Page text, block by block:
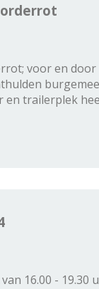
voor en
en trailerplek
16.00 -